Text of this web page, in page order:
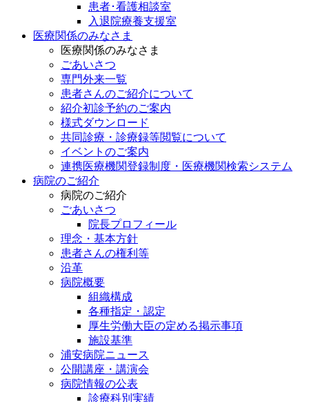
患者･看護相談室
入退院療養支援室
医療関係のみなさま
医療関係のみなさま
ごあいさつ
専門外来一覧
患者さんのご紹介について
紹介初診予約のご案内
様式ダウンロード
共同診療・診療録等閲覧について
イベントのご案内
連携医療機関登録制度・医療機関検索システム
病院のご紹介
病院のご紹介
ごあいさつ
院長プロフィール
理念・基本方針
患者さんの権利等
沿革
病院概要
組織構成
各種指定・認定
厚生労働大臣の定める掲示事項
施設基準
浦安病院ニュース
公開講座・講演会
病院情報の公表
診療科別実績